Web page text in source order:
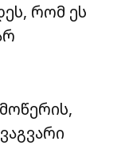
რომ ეს